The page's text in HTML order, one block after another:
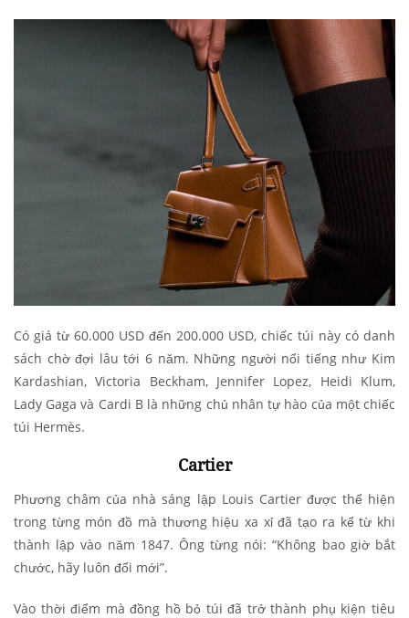
Có giá từ 60.000 USD đến 200.000 USD, chiếc túi này có danh
sách chờ đợi lâu tới 6 năm. Những người nổi tiếng như Kim
Kardashian, Victoria Beckham, Jennifer Lopez, Heidi Klum,
Lady Gaga và Cardi B là những chủ nhân tự hào của một chiếc
túi Hermès.
Cartier
Phương châm của nhà sáng lập Louis Cartier được thể hiện
trong từng món đồ mà thương hiệu xa xỉ đã tạo ra kể từ khi
thành lập vào năm 1847. Ông từng nói: “Không bao giờ bắt
chước, hãy luôn đổi mới”.
Vào thời điểm mà đồng hồ bỏ túi đã trở thành phụ kiện tiêu